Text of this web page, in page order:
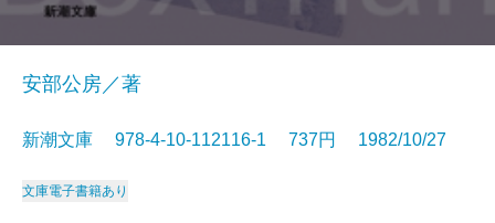
安部公房／著
新潮文庫 978-4-10-112116-1 737円 1982/10/27
文庫電子書籍あり